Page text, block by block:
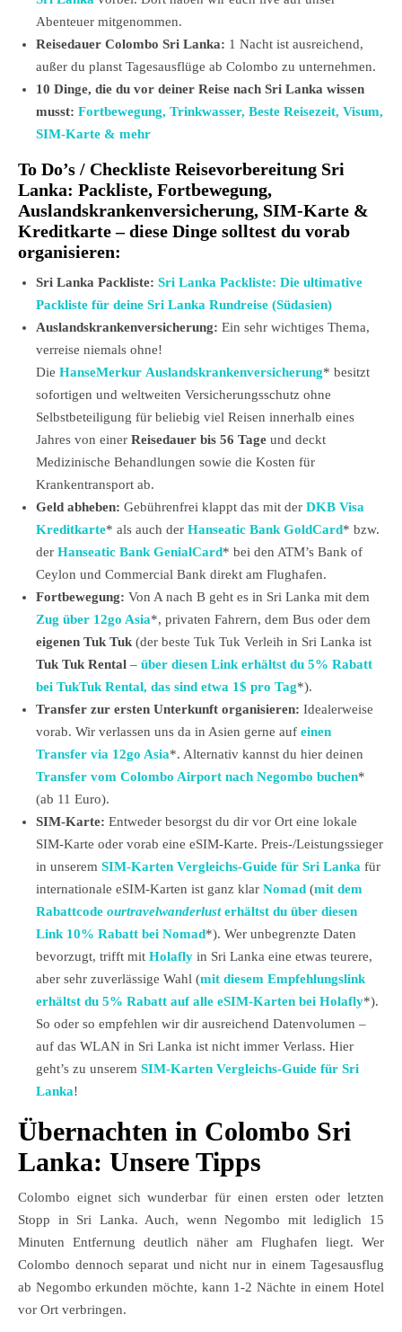
Abenteuer mitgenommen.
Reisedauer Colombo Sri Lanka: 1 Nacht ist ausreichend,
außer du planst Tagesausflüge ab Colombo zu unternehmen.
10 Dinge, die du vor deiner Reise nach Sri Lanka wissen
musst: Fortbewegung, Trinkwasser, Beste Reisezeit, Visum,
SIM-Karte & mehr
To Do’s / Checkliste Reisevorbereitung Sri
Lanka: Packliste, Fortbewegung,
Auslandskrankenversicherung, SIM-Karte &
Kreditkarte – diese Dinge solltest du vorab
organisieren:
Sri Lanka Packliste: Sri Lanka Packliste: Die ultimative
Packliste für deine Sri Lanka Rundreise (Südasien)
Auslandskrankenversicherung: Ein sehr wichtiges Thema,
verreise niemals ohne!
Die HanseMerkur Auslandskrankenversicherung* besitzt
sofortigen und weltweiten Versicherungsschutz ohne
Selbstbeteiligung für beliebig viel Reisen innerhalb eines
Jahres von einer Reisedauer bis 56 Tage und deckt
Medizinische Behandlungen sowie die Kosten für
Krankentransport ab.
Geld abheben: Gebührenfrei klappt das mit der DKB Visa
Kreditkarte* als auch der Hanseatic Bank GoldCard* bzw.
der Hanseatic Bank GenialCard* bei den ATM’s Bank of
Ceylon und Commercial Bank direkt am Flughafen.
Fortbewegung: Von A nach B geht es in Sri Lanka mit dem
Zug über 12go Asia*, privaten Fahrern, dem Bus oder dem
eigenen Tuk Tuk(der beste Tuk Tuk Verleih in Sri Lanka ist
Tuk Tuk Rental – über diesen Link erhältst du 5% Rabatt
bei TukTuk Rental, das sind etwa 1$ pro Tag*).
Transfer zur ersten Unterkunft organisieren: Idealerweise
vorab. Wir verlassen uns da in Asien gerne auf einen
Transfer via 12go Asia*. Alternativ kannst du hier deinen
Transfer vom Colombo Airport nach Negombo buchen*
(ab 11 Euro).
SIM-Karte: Entweder besorgst du dir vor Ort eine lokale
SIM-Karte oder vorab eine eSIM-Karte. Preis-/Leistungssieger
in unserem SIM-Karten Vergleichs-Guide für Sri Lanka für
internationale eSIM-Karten ist ganz klar Nomad (mit dem
Rabattcode ourtravelwanderlusterhältst du über diesen
Link 10% Rabatt bei Nomad*). Wer unbegrenzte Daten
bevorzugt, trifft mit Holafly in Sri Lanka eine etwas teurere,
aber sehr zuverlässige Wahl (mit diesem Empfehlungslink
erhältst du 5% Rabatt auf alle eSIM-Karten bei Holafly*).
So oder so empfehlen wir dir ausreichend Datenvolumen –
auf das WLAN in Sri Lanka ist nicht immer Verlass. Hier
geht’s zu unserem SIM-Karten Vergleichs-Guide für Sri
Lanka!
Übernachten in Colombo Sri
Lanka: Unsere Tipps
Colombo eignet sich wunderbar für einen ersten oder letzten
Stopp in Sri Lanka. Auch, wenn Negombo mit lediglich 15
Minuten Entfernung deutlich näher am Flughafen liegt. Wer
Colombo dennoch separat und nicht nur in einem Tagesausflug
ab Negombo erkunden möchte, kann 1-2 Nächte in einem Hotel
vor Ort verbringen.